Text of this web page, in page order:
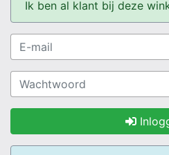
Ik ben al klant bij deze